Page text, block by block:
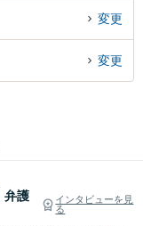
変更
変更
弁護
インタビューを見
る